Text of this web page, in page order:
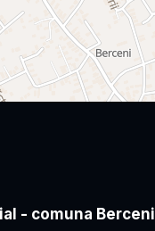
- comuna Berceni